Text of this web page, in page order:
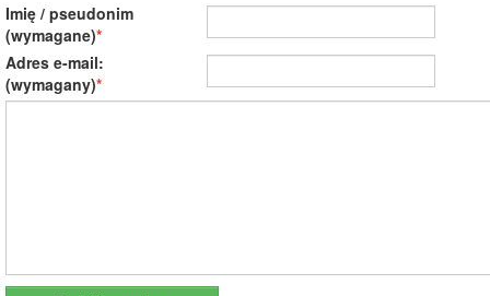
Imię / pseudonim
(wymagane)
Adres e-mail:
(wymagany)